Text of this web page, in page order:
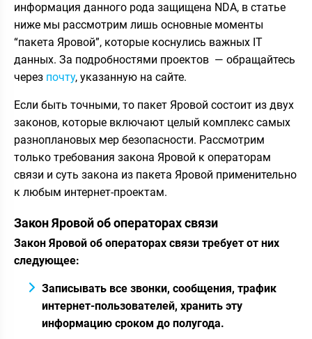
информация данного рода защищена NDA, в статье
ниже мы рассмотрим лишь основные моменты
“пакета Яровой”, которые коснулись важных IT
данных. За подробностями проектов — обращайтесь
через почту, указанную на сайте.
Если быть точными, то пакет Яровой состоит из двух
законов, которые включают целый комплекс самых
разноплановых мер безопасности. Рассмотрим
только требования закона Яровой к операторам
связи и суть закона из пакета Яровой применительно
к любым интернет-проектам.
Закон Яровой об операторах связи
Закон Яровой об операторах связи требует от них
следующее:
Записывать все звонки, сообщения, трафик
интернет-пользователей, хранить эту
информацию сроком до полугода.